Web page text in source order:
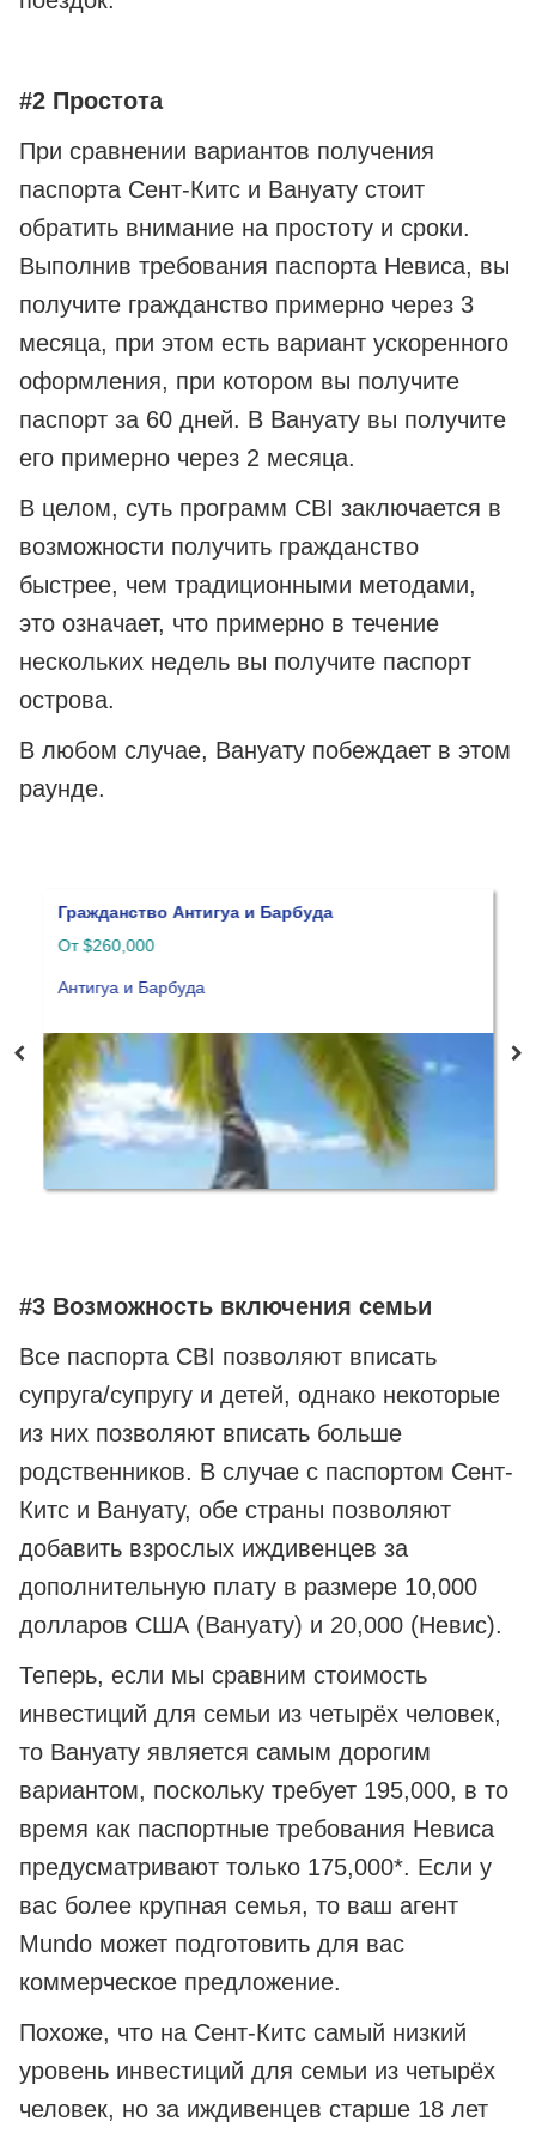
#2 Простота
При сравнении вариантов получения
паспорта Сент-Китс и Вануату стоит
обратить внимание на простоту и сроки.
Выполнив требования паспорта Невиса, вы
получите гражданство примерно через 3
месяца, при этом есть вариант ускоренного
оформления, при котором вы получите
паспорт за 60 дней. В Вануату вы получите
его примерно через 2 месяца.
В целом, суть программ CBI заключается в
возможности получить гражданство
быстрее, чем традиционными методами,
это означает, что примерно в течение
нескольких недель вы получите паспорт
острова.
В любом случае, Вануату побеждает в этом
раунде.
Гражданство Антигуа и Барбуда
От $260,000
Антигуа и Барбуда
#3 Возможность включения семьи
Все паспорта CBI позволяют вписать
супруга/супругу и детей, однако некоторые
из них позволяют вписать больше
родственников. В случае с паспортом Сент-
Китс и Вануату, обе страны позволяют
добавить взрослых иждивенцев за
дополнительную плату в размере 10,000
долларов США (Вануату) и 20,000 (Невис).
Теперь, если мы сравним стоимость
инвестиций для семьи из четырёх человек,
то Вануату является самым дорогим
вариантом, поскольку требует 195,000, в то
время как паспортные требования Невиса
предусматривают только 175,000*. Если у
вас более крупная семья, то ваш агент
Mundo может подготовить для вас
коммерческое предложение.
Похоже, что на Сент-Китс самый низкий
уровень инвестиций для семьи из четырёх
человек, но за иждивенцев старше 18 лет